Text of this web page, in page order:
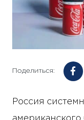
Поделиться:
Россия
американского